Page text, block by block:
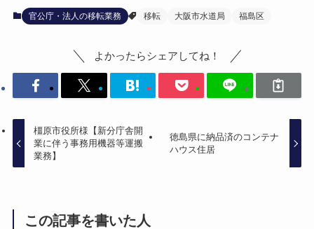
官公庁・法人の移転業務 移転 大阪市水道局 福島区
よかったらシェアしてね！
橿原市役所様【新分庁舎開
業に伴う事務用機器等運搬
業務】
徳島県に納品済のコンテナ
ハウス住居
この記事を書いた人